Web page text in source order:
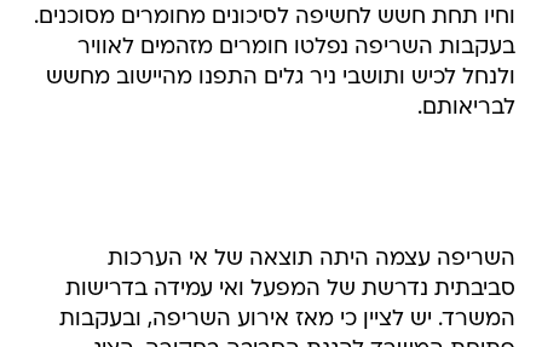
וחיו תחת חשש לחשיפה לסיכונים מחומרים מסוכנים.
בעקבות השריפה נפלטו חומרים מזהמים לאוויר
ולנחל לכיש ותושבי ניר גלים התפנו מהיישוב מחשש
לבריאותם.
השריפה עצמה היתה תוצאה של אי הערכות
סביבתית נדרשת של המפעל ואי עמידה בדרישות
המשרד. יש לציין כי מאז אירוע השריפה, ובעקבות